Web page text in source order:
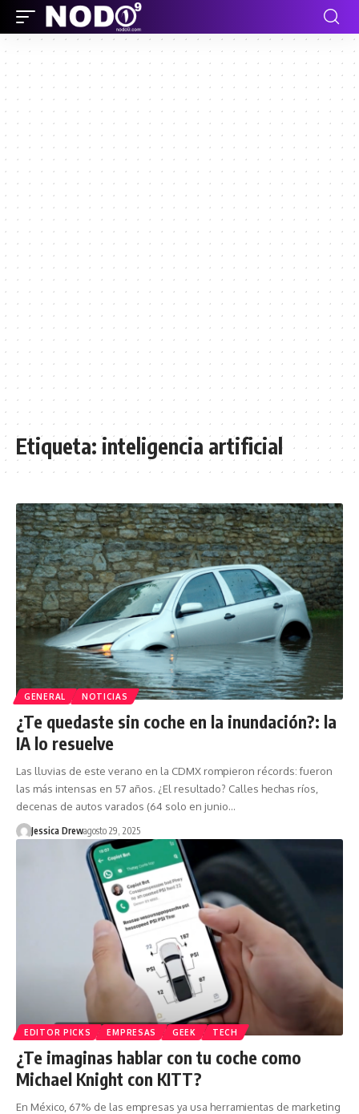
Etiqueta:inteligencia artificial
GENERAL NOTICIAS
¿Te quedaste sin coche en la inundación?: la
IA lo resuelve
Las lluvias de este verano en la CDMX rompieron récords: fueron
las más intensas en 57 años. ¿El resultado? Calles hechas ríos,
decenas de autos varados (64 solo en junio…
Jessica Drewagosto 29, 2025
EDITOR PICKS EMPRESAS GEEK TECH
¿Te imaginas hablar con tu coche como
Michael Knight con KITT?
En México, 67% de las empresas ya usa herramientas de marketing